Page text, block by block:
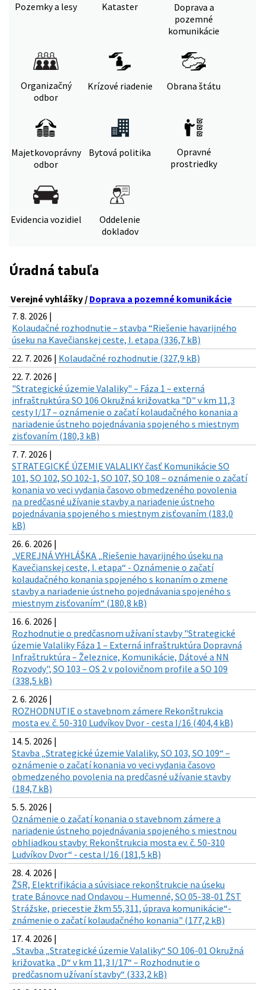
Pozemky a lesy Kataster
Doprava a
pozemné
komunikácie
Organizačný
odbor
Krízové riadenie Obrana štátu
Majetkovoprávny
odbor
Bytová politika
Opravné
prostriedky
Evidencia vozidiel
Oddelenie
dokladov
Úradná tabuľa
Verejné vyhlášky / Doprava a pozemné komunikácie
7. 8. 2026 |
Kolaudačné rozhodnutie – stavba “Riešenie havarijného
úseku na Kavečianskej ceste, I. etapa (336,7 kB)
22. 7. 2026 | Kolaudačné rozhodnutie (327,9 kB)
22. 7. 2026 |
"Strategické územie Valaliky" – Fáza 1 – externá
infraštruktúra SO 106 Okružná križovatka "D" v km 11,3
cesty I/17 – oznámenie o začatí kolaudačného konania a
nariadenie ústneho pojednávania spojeného s miestnym
zisťovaním (180,3 kB)
7. 7. 2026 |
STRATEGICKÉ ÚZEMIE VALALIKY časť Komunikácie SO
101, SO 102, SO 102-1, SO 107, SO 108 – oznámenie o začatí
konania vo veci vydania časovo obmedzeného povolenia
na predčasné užívanie stavby a nariadenie ústneho
pojednávania spojeného s miestnym zisťovaním (183,0
kB)
26. 6. 2026 |
„VEREJNÁ VYHLÁŠKA „Riešenie havarijného úseku na
Kavečianskej ceste, I. etapa“ - Oznámenie o začatí
kolaudačného konania spojeného s konaním o zmene
stavby a nariadenie ústneho pojednávania spojeného s
miestnym zisťovaním“ (180,8 kB)
16. 6. 2026 |
Rozhodnutie o predčasnom užívaní stavby "Strategické
územie Valaliky Fáza 1 – Externá infraštruktúra Dopravná
Infraštruktúra – Železnice, Komunikácie, Dátové a NN
Rozvody", SO 103 – OS 2 v polovičnom profile a SO 109
(338,5 kB)
2. 6. 2026 |
ROZHODNUTIE o stavebnom zámere Rekonštrukcia
mosta ev. č. 50-310 Ludvíkov Dvor - cesta I/16 (404,4 kB)
14. 5. 2026 |
Stavba „Strategické územie Valaliky, SO 103, SO 109“ –
oznámenie o začatí konania vo veci vydania časovo
obmedzeného povolenia na predčasné užívanie stavby
(184,7 kB)
5. 5. 2026 |
Oznámenie o začatí konania o stavebnom zámere a
nariadenie ústneho pojednávania spojeného s miestnou
obhliadkou stavby: Rekonštrukcia mosta ev. č. 50-310
Ludvíkov Dvor“ - cesta I/16 (181,5 kB)
28. 4. 2026 |
ŽSR, Elektrifikácia a súvisiace rekonštrukcie na úseku
trate Bánovce nad Ondavou – Humenné, SO 05-38-01 ŽST
Strážske, priecestie žkm 55,311, úprava komunikácie“-
známenie o začatí kolaudačného konania" (177,2 kB)
17. 4. 2026 |
„Stavba „Strategické územie Valaliky“ SO 106-01 Okružná
križovatka „D“ v km 11,3 I/17“ – Rozhodnutie o
predčasnom užívaní stavby“ (333,2 kB)